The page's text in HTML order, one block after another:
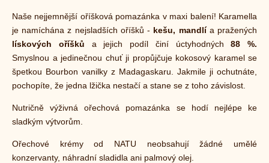
Naše nejjemnější oříšková pomazánka v maxi balení! Karamella
je namíchána z nejsladších oříšků - kešu, mandlía pražených
lískových oříšků a jejich podíl činí úctyhodných88 %.
Smyslnou a jedinečnou chuť ji propůjčuje kokosový karamel se
špetkou Bourbon vanilky z Madagaskaru.
Jakmile ji ochutnáte,
pochopíte, že jedna lžička nestačí a stane se z toho závislost.
Nutričně výživná ořechová pomazánka se hodí nejlépe ke
sladkým výtvorům.
Ořechové krémy od NATU neobsahují žádné umělé
konzervanty, náhradní sladidla ani palmový olej.